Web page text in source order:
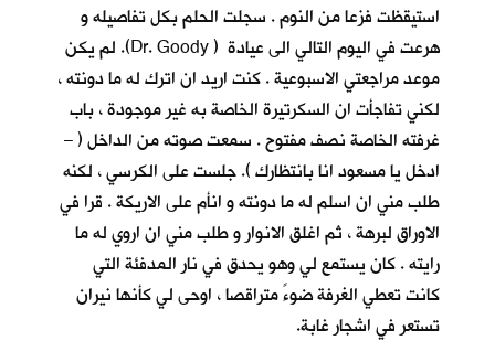
استيقظت فزعا من النوم . سجلت الحلم بكل تفاصيله و
هرعت في اليوم التالي الى عيادة ( Dr. Goody). لم يكن
موعد مراجعتي الاسبوعية . كنت اريد ان اترك له ما دونته ،
لكني تفاجأت ان السكرتيرة الخاصة به غير موجودة ، باب
غرفته الخاصة نصف مفتوح . سمعت صوته من الداخل ( –
ادخل يا مسعود انا بانتظارك ). جلست على الكرسي ، لكنه
طلب مني ان اسلم له ما دونته و انأم على الاريكة . قرا في
الاوراق لبرهة ، ثم اغلق الانوار و طلب مني ان اروي له ما
رايته . كان يستمع لي وهو يحدق في نار المدفئة التي
كانت تعطي الغرفة ضوءً متراقصا ، اوحى لي كأنها نيران
تستعر في اشجار غابة.